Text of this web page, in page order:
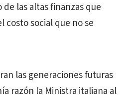
las altas finanzas que
costo social que no se
las generaciones futuras
razón la Ministra italiana al